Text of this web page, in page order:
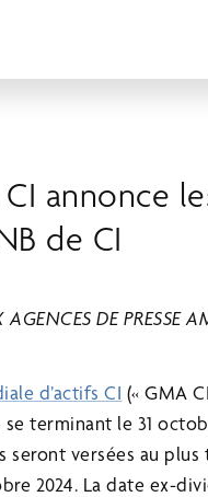
annonce
de CI
DE PRESSE
d’actifs CI (« GMA
terminant le 31
versées au plus
2024. La date ex-